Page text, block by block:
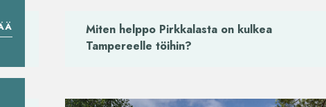
Miten helppo Pirkkalasta on kulkea
Tampereelle töihin?